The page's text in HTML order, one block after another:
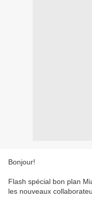
Bonjour!
Flash spécial bon plan
les nouveaux